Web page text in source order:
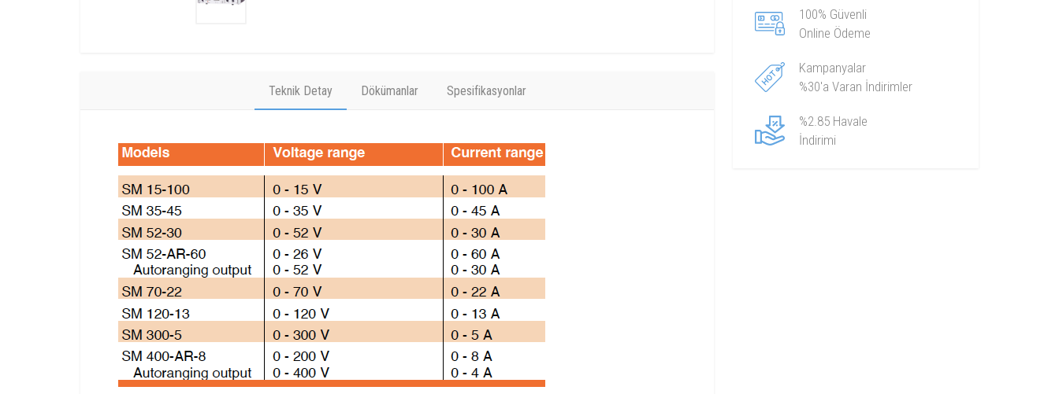
100% Güvenli
Online Ödeme
Kampanyalar
%30'a Varan İndirimler
%2.85 Havale
İndirimi
Teknik Detay Dökümanlar Spesifikasyonlar